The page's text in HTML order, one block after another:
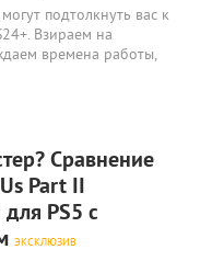
подтолкнуть вас к
Взираем на
времена работы,
Сравнение
Part II
PS5 с
ЭКСКЛЮЗИВ